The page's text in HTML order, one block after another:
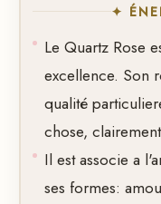
✦
Le Quartz Rose
excellence. Son
qualité
chose,
Il est associe a
ses formes: